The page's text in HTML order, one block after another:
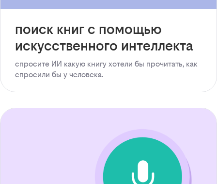
поиск книг с помощью
искусственного интеллекта
спросите ИИ какую книгу хотели бы прочитать, как
спросили бы у человека.